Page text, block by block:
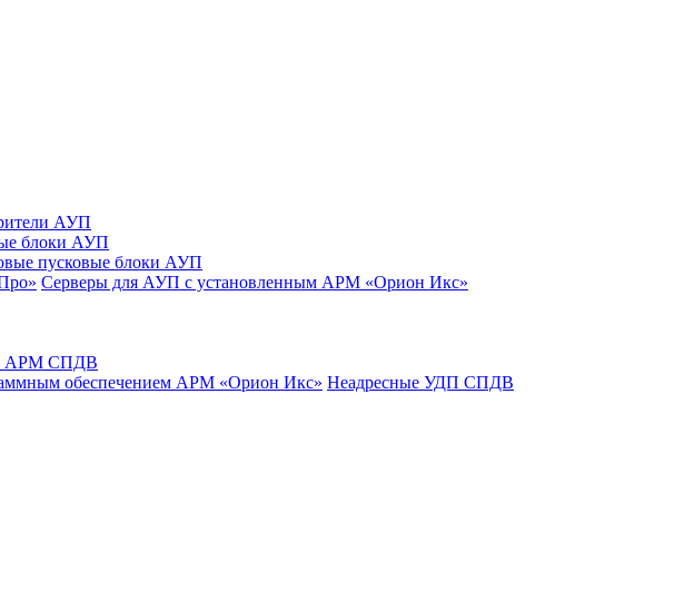
АУП
блоки АУП
пусковые блоки АУП
Серверы для АУП с установленным АРМ «Орион Икс»
и АРМ СПДВ
обеспечением АРМ «Орион Икс» Неадресные УДП СПДВ